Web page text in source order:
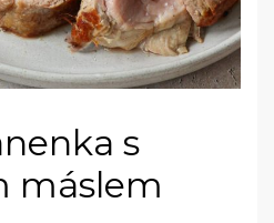
s
máslem